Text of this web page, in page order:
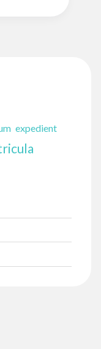
expedient